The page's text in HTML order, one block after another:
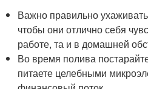
Важно правильно
чтобы они отлично себя
работе, та и в домашней
Во время полива
питаете целебными